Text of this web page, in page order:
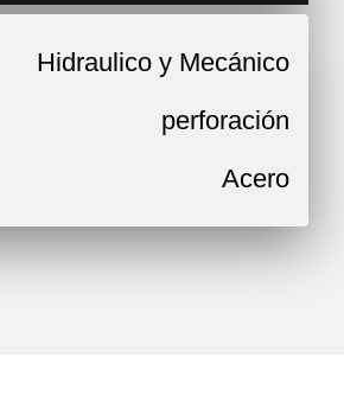
Hidraulico y Mecánico
perforación
Acero